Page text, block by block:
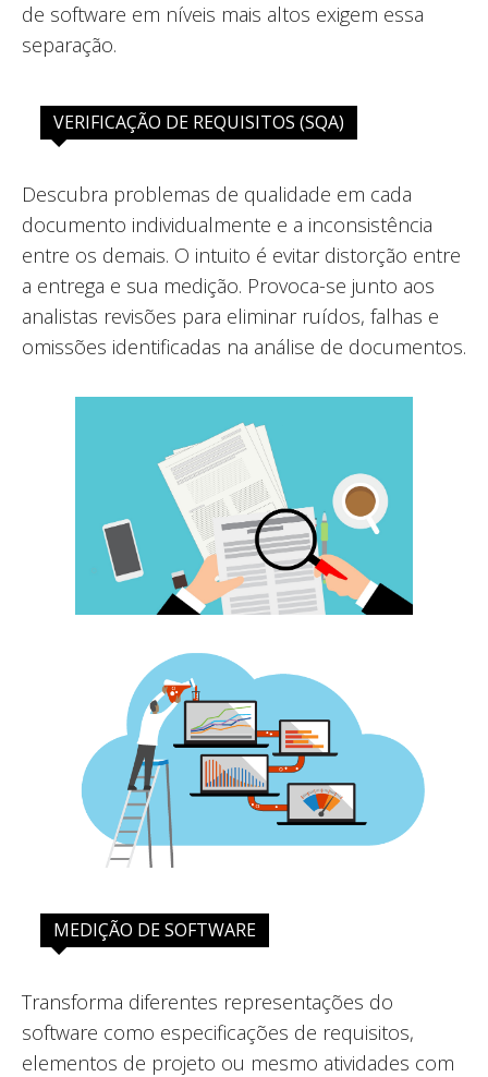
de software em níveis mais altos exigem essa
separação.
VERIFICAÇÃO DE REQUISITOS (SQA)
Descubra problemas de qualidade em cada
documento individualmente e a inconsistência
entre os demais. O intuito é evitar distorção entre
a entrega e sua medição. Provoca-se junto aos
analistas revisões para eliminar ruídos, falhas e
omissões identificadas na análise de documentos.
MEDIÇÃO DE SOFTWARE
Transforma diferentes representações do
software como especificações de requisitos,
elementos de projeto ou mesmo atividades com